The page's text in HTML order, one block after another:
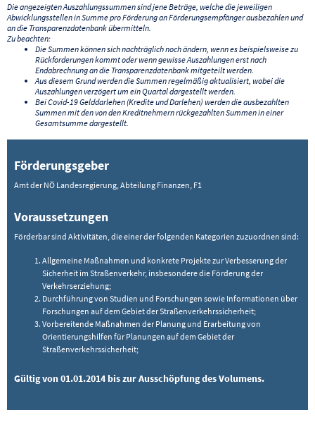
Die angezeigten Auszahlungssummen sind jene Beträge, welche die jeweiligen
Abwicklungsstellen in Summe pro Förderung an Förderungsempfänger ausbezahlen und
an die Transparenzdatenbank übermitteln.
Zu beachten:
Die Summen können sich nachträglich noch ändern, wenn es beispielsweise zu
Rückforderungen kommt oder wenn gewisse Auszahlungen erst nach
Endabrechnung an die Transparenzdatenbank mitgeteilt werden.
Aus diesem Grund werden die Summen regelmäßig aktualisiert, wobei die
Auszahlungen verzögert um ein Quartal dargestellt werden.
Bei Covid-19 Gelddarlehen (Kredite und Darlehen) werden die ausbezahlten
Summen mit den von den Kreditnehmern rückgezahlten Summen in einer
Gesamtsumme dargestellt.
Förderungsgeber
Amt der NÖ Landesregierung, Abteilung Finanzen, F1
Voraussetzungen
Förderbar sind Aktivitäten, die einer der folgenden Kategorien zuzuordnen sind:
Allgemeine Maßnahmen und konkrete Projekte zur Verbesserung der
Sicherheit im Straßenverkehr, insbesondere die Förderung der
Verkehrserziehung;
Durchführung von Studien und Forschungen sowie Informationen über
Forschungen auf dem Gebiet der Straßenverkehrssicherheit;
Vorbereitende Maßnahmen der Planung und Erarbeitung von
Orientierungshilfen für Planungen auf dem Gebiet der
Straßenverkehrssicherheit;
Gültig von 01.01.2014 bis zur Ausschöpfung des Volumens.